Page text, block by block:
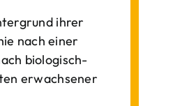
ihrer
nach einer
biologisch-
erwachsener